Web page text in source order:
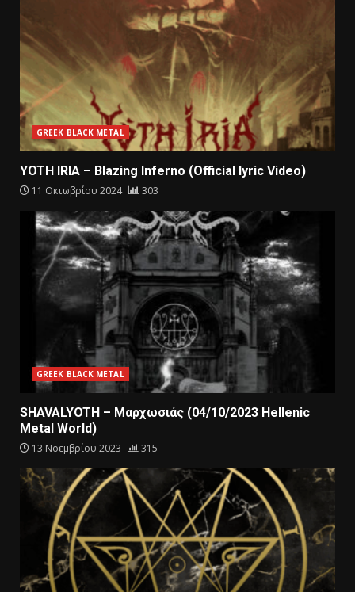
GREEK BLACK METAL
YOTH IRIA – Blazing Inferno (Official lyric Video)
11 Οκτωβρίου 2024 303
GREEK BLACK METAL
SHAVALYOTH – Μαρχωσιάς (04/10/2023 Hellenic
Metal World)
13 Νοεμβρίου 2023 315